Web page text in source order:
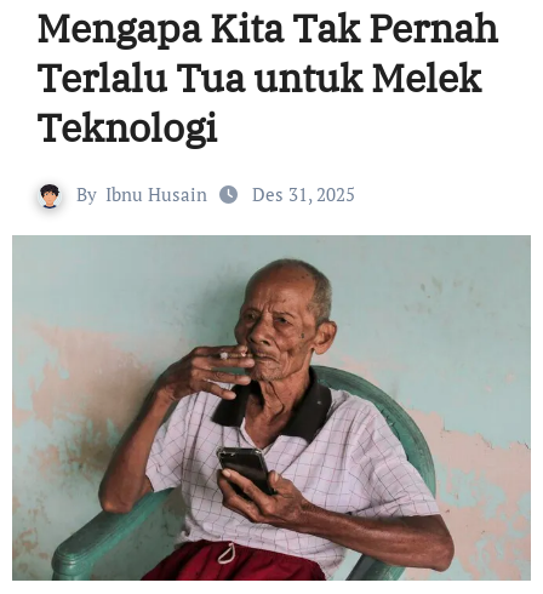
Mengapa Kita Tak Pernah
Terlalu Tua untuk Melek
Teknologi
By Ibnu Husain Des 31, 2025